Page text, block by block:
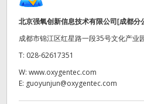
中华台北
Turkey
UAE
北京强氧创新信息技术有限公司[成都分
成都市锦江区红星路一段35号文化产业
T: 028-62617351
W: www.oxygentec.com
E: guoyunjun@oxygentec.com